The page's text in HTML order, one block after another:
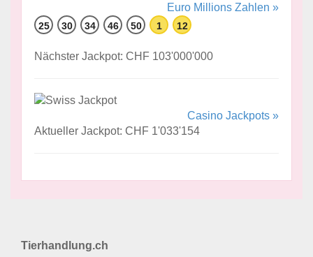
Euro Millions Zahlen »
25 30 34 46 50 1 12
Nächster Jackpot: CHF 103'000'000
Casino Jackpots »
Aktueller Jackpot: CHF 1'033'154
Tierhandlung.ch